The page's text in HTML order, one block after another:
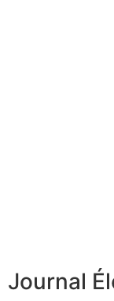
Journal